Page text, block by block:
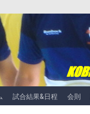
試合結果&日程 会則